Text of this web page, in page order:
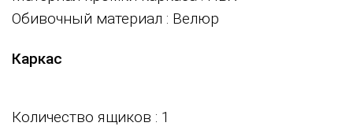
Обивочный материал : Велюр
Каркас
Количество ящиков : 1